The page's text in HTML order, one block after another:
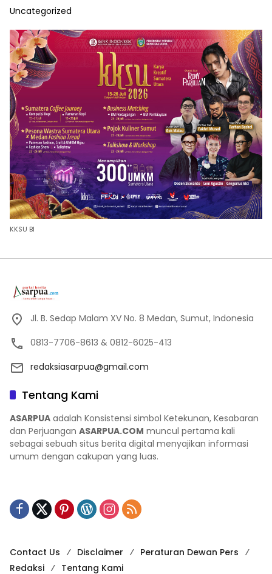
Uncategorized
KKSU BI
Jl. B. Sedap Malam XV No. 8 Medan, Sumut, Indonesia
0813-7706-8613 & 0812-6025-413
redaksiasarpua@gmail.com
Tentang Kami
ASARPUA adalah Konsistensi simbol Ketekunan, Kesabaran
dan Perjuangan ASARPUA.COM muncul pertama kali
sebagai sebuah situs berita digital menyajikan informasi
umum dengan cakupan yang luas.
Contact Us Disclaimer
Peraturan Dewan Pers
Redaksi
Tentang Kami